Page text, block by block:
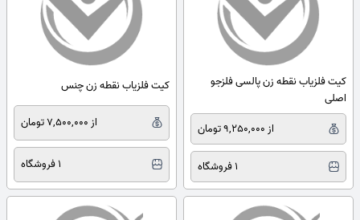
کیت فلزیاب نقطه زن پالسی فلزجو
اصلی
از 9,250,000 تومان
1 فروشگاه
کیت فلزیاب نقطه زن چنس
از 7,500,000 تومان
1 فروشگاه